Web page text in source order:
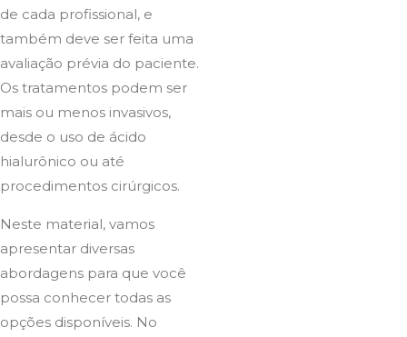
de cada profissional, e
também deve ser feita uma
avaliação prévia do paciente.
Os tratamentos podem ser
mais ou menos invasivos,
desde o uso de ácido
hialurônico ou até
procedimentos cirúrgicos.
Neste material, vamos
apresentar diversas
abordagens para que você
possa conhecer todas as
opções disponíveis. No